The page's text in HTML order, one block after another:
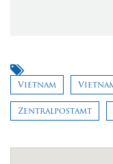
Vietnam
Zentralpostamt